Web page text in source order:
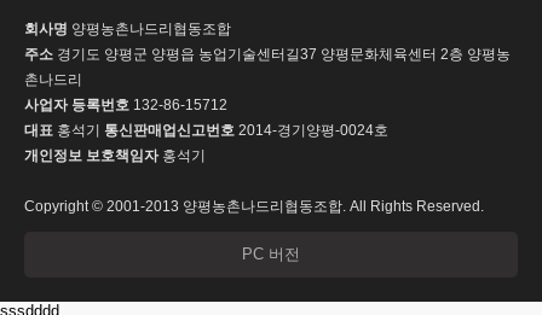
회사명 양평농촌나드리협동조합
주소 경기도 양평군 양평읍 농업기술센터길37 양평문화체육센터 2층 양평농
촌나드리
사업자 등록번호 132-86-15712
대표 홍석기 통신판매업신고번호 2014-경기양평-0024호
개인정보 보호책임자홍석기
Copyright © 2001-2013 양평농촌나드리협동조합. All Rights Reserved.
PC 버전
sssdddd